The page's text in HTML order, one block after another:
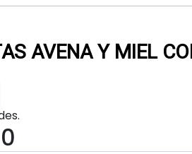
AVENA Y MIEL